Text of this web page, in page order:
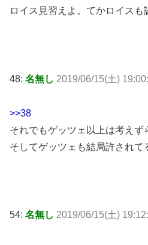
ロイス見習えよ。てかロイスも
48: 名無し 2019/06/15(土)
>>38
それでもゲッツェ以上は考えず
そしてゲッツェも結局許されて
54: 名無し 2019/06/15(土)